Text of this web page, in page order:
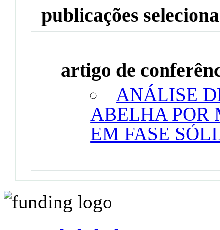
publicações
artigo de
ANÁLISE
ABELHA POR
EM FASE